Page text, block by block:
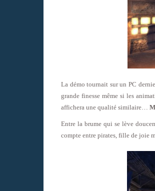
La démo tournait sur un PC
grande finesse même si les
affichera une qualité similaire…
Entre la brume qui se lève
compte entre pirates, fille de joie